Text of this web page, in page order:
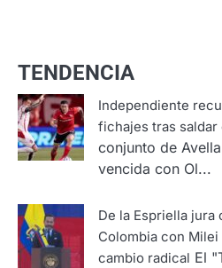
TENDENCIA
Independiente
fichajes tras saldar
conjunto de
vencida con Ol...
De la Espriella
Colombia con
cambio radical El